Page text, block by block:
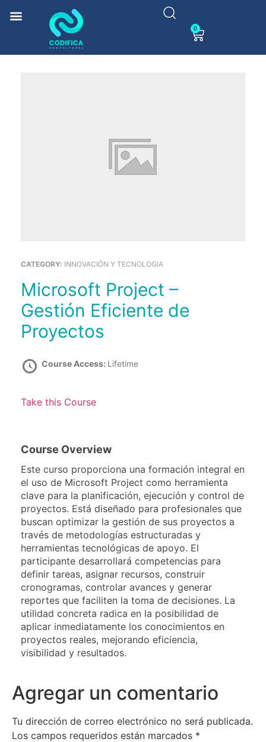
0
CATEGORY: INNOVACIÓN Y TECNOLOGIA
Microsoft Project –
Gestión Eficiente de
Proyectos
Course Access: Lifetime
Take this Course
Course Overview
Este curso proporciona una formación integral en
el uso de Microsoft Project como herramienta
clave para la planificación, ejecución y control de
proyectos. Está diseñado para profesionales que
buscan optimizar la gestión de sus proyectos a
través de metodologías estructuradas y
herramientas tecnológicas de apoyo. El
participante desarrollará competencias para
definir tareas, asignar recursos, construir
cronogramas, controlar avances y generar
reportes que faciliten la toma de decisiones. La
utilidad concreta radica en la posibilidad de
aplicar inmediatamente los conocimientos en
proyectos reales, mejorando eficiencia,
visibilidad y resultados.
Agregar un comentario
Tu dirección de correo electrónico no será publicada.
Los campos requeridos están marcados *